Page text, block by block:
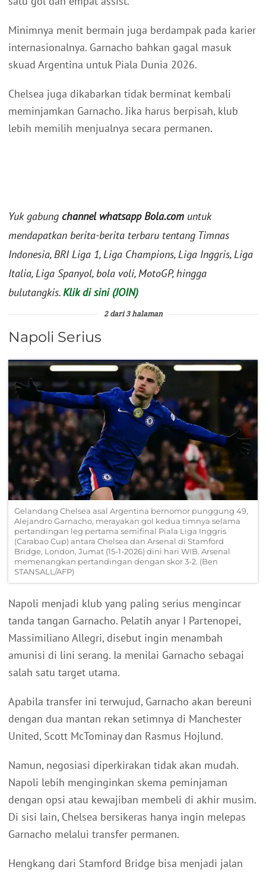
Minimnya menit bermain juga berdampak pada karier
internasionalnya. Garnacho bahkan gagal masuk
skuad Argentina untuk Piala Dunia 2026.
Chelsea juga dikabarkan tidak berminat kembali
meminjamkan Garnacho. Jika harus berpisah, klub
lebih memilih menjualnya secara permanen.
Yuk gabung channel whatsapp Bola.com untuk
mendapatkan berita-berita terbaru tentang Timnas
Indonesia, BRI Liga 1, Liga Champions, Liga Inggris, Liga
Italia, Liga Spanyol, bola voli, MotoGP, hingga
bulutangkis.Klik di sini (JOIN)
2 dari 3 halaman
Napoli Serius
Gelandang Chelsea asal Argentina bernomor punggung 49,
Alejandro Garnacho, merayakan gol kedua timnya selama
pertandingan leg pertama semifinal Piala Liga Inggris
(Carabao Cup) antara Chelsea dan Arsenal di Stamford
Bridge, London, Jumat (15-1-2026) dini hari WIB. Arsenal
memenangkan pertandingan dengan skor 3-2. (Ben
STANSALL/AFP)
Napoli menjadi klub yang paling serius mengincar
tanda tangan Garnacho. Pelatih anyar I Partenopei,
Massimiliano Allegri, disebut ingin menambah
amunisi di lini serang. Ia menilai Garnacho sebagai
salah satu target utama.
Apabila transfer ini terwujud, Garnacho akan bereuni
dengan dua mantan rekan setimnya di Manchester
United, Scott McTominay dan Rasmus Hojlund.
Namun, negosiasi diperkirakan tidak akan mudah.
Napoli lebih menginginkan skema peminjaman
dengan opsi atau kewajiban membeli di akhir musim.
Di sisi lain, Chelsea bersikeras hanya ingin melepas
Garnacho melalui transfer permanen.
Hengkang dari Stamford Bridge bisa menjadi jalan